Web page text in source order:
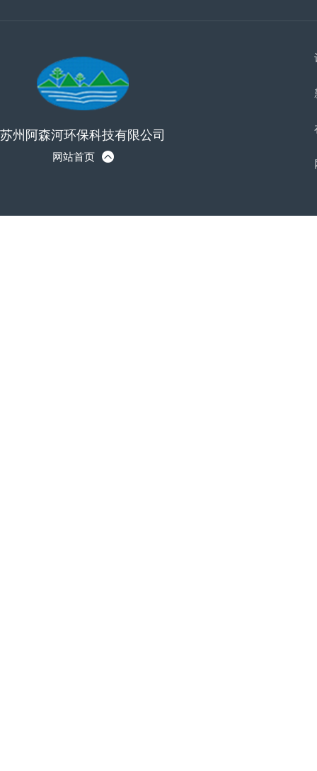
苏州阿森河环保科技有限公司
网站首页